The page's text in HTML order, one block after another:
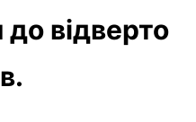
відверто